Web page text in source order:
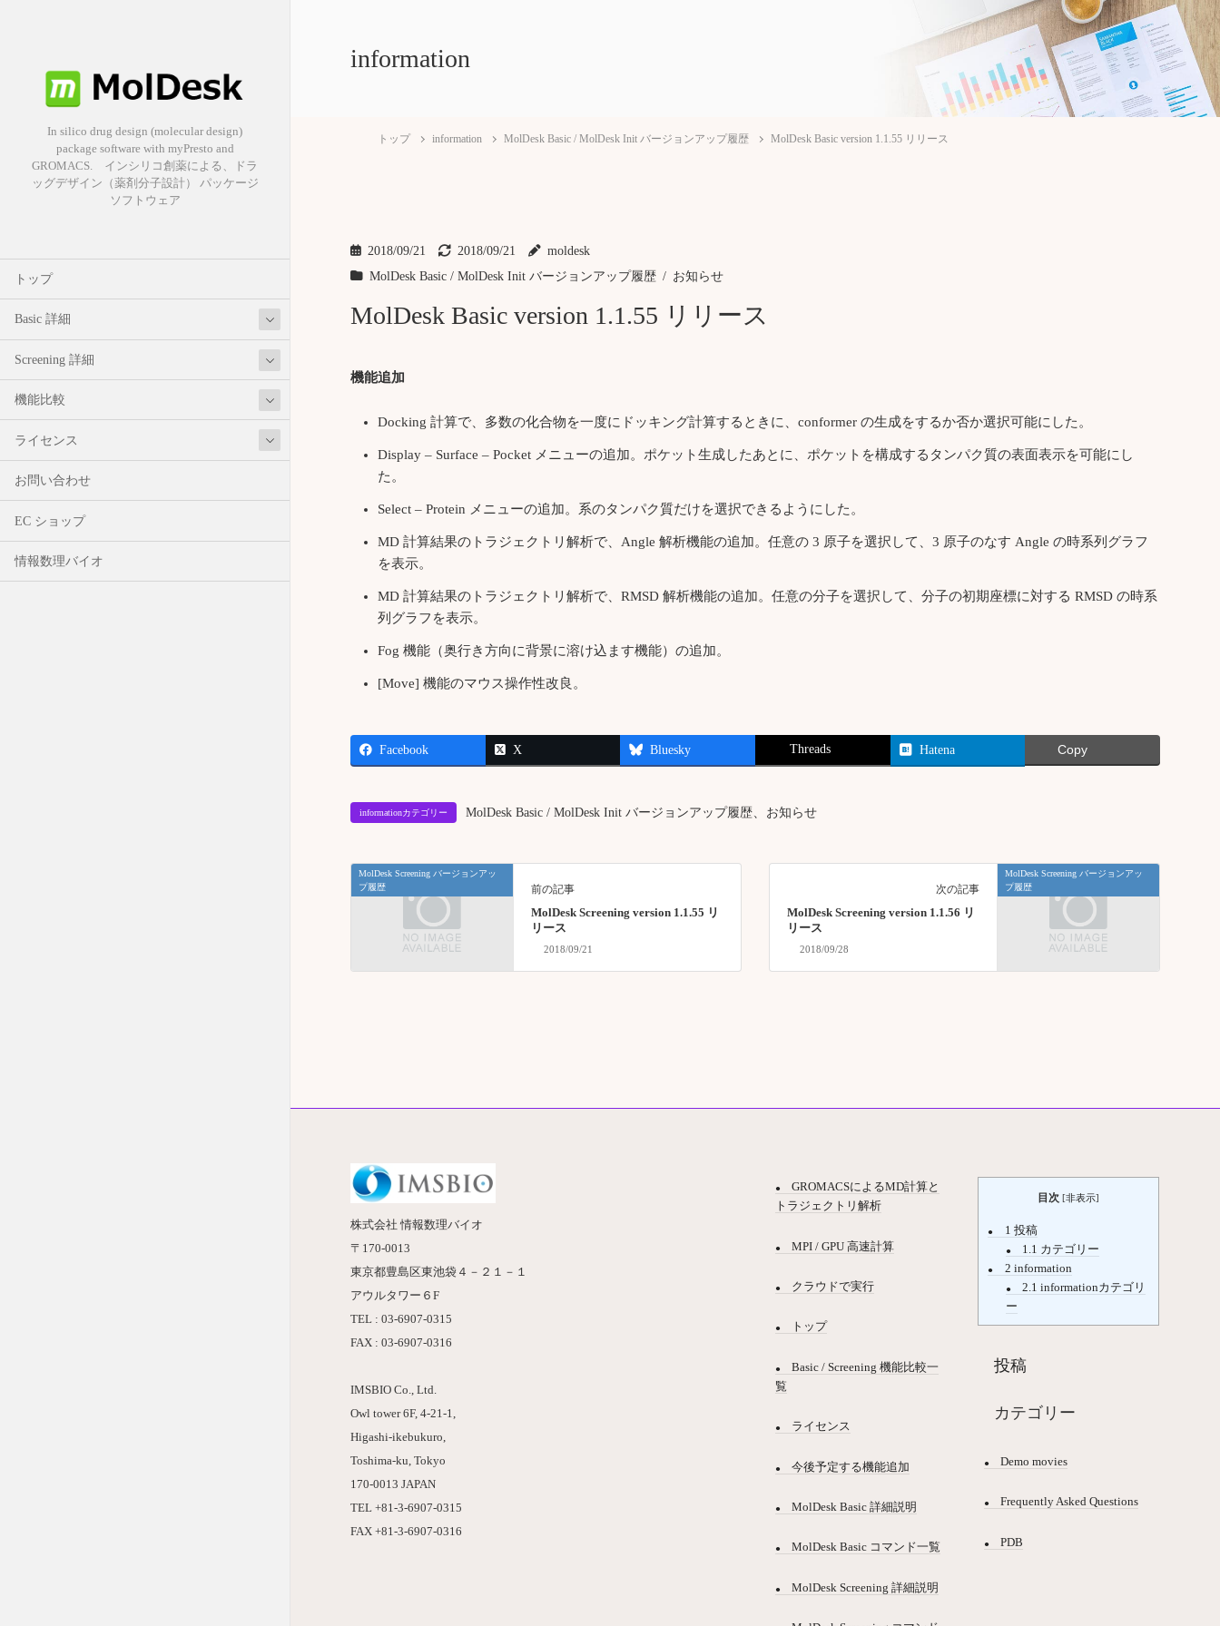
In silico drug design (molecular design)
package software with myPresto and
GROMACS. インシリコ創薬による、ドラ
ッグデザイン（薬剤分子設計） パッケージ
ソフトウェア
トップ
Basic 詳細
Screening 詳細
機能比較
ライセンス
お問い合わせ
EC ショップ
情報数理バイオ
information
トップ information MolDesk Basic / MolDesk Init バージョンアップ履歴 MolDesk Basic version 1.1.55 リリース
2018/09/21 2018/09/21
moldesk
MolDesk Basic / MolDesk Init バージョンアップ履歴
お知らせ
MolDesk Basic version 1.1.55 リリース
機能追加
Docking 計算で、多数の化合物を一度にドッキング計算するときに、conformer の生成をするか否か選択可能にした。
Display – Surface – Pocket メニューの追加。ポケット生成したあとに、ポケットを構成するタンパク質の表面表示を可能にし
た。
Select – Protein メニューの追加。系のタンパク質だけを選択できるようにした。
MD 計算結果のトラジェクトリ解析で、Angle 解析機能の追加。任意の 3 原子を選択して、3 原子のなす Angle の時系列グラフ
を表示。
MD 計算結果のトラジェクトリ解析で、RMSD 解析機能の追加。任意の分子を選択して、分子の初期座標に対する RMSD の時系
列グラフを表示。
Fog 機能（奥行き方向に背景に溶け込ます機能）の追加。
[Move] 機能のマウス操作性改良。
Facebook X Bluesky Threads Hatena Copy
informationカテゴリー MolDesk Basic / MolDesk Init バージョンアップ履歴 お知らせ
MolDesk Screening バージョンアッ
プ履歴
前の記事
MolDesk Screening version 1.1.55 リ
リース
2018/09/21
MolDesk Screening バージョンアッ
プ履歴
次の記事
MolDesk Screening version 1.1.56 リ
リース
2018/09/28
株式会社 情報数理バイオ
〒170-0013
東京都豊島区東池袋４－２１－１
アウルタワー６F
TEL : 03-6907-0315
FAX : 03-6907-0316
IMSBIO Co., Ltd.
Owl tower 6F, 4-21-1,
Higashi-ikebukuro,
Toshima-ku, Tokyo
170-0013 JAPAN
TEL +81-3-6907-0315
FAX +81-3-6907-0316
GROMACSによるMD計算と
トラジェクトリ解析
MPI / GPU 高速計算
クラウドで実行
トップ
Basic / Screening 機能比較一
覧
ライセンス
今後予定する機能追加
MolDesk Basic 詳細説明
MolDesk Basic コマンド一覧
MolDesk Screening 詳細説明
目次 [非表示]
1 投稿
1.1 カテゴリー
2 information
2.1 informationカテゴリ
ー
投稿
カテゴリー
Demo movies
Frequently Asked Questions
PDB